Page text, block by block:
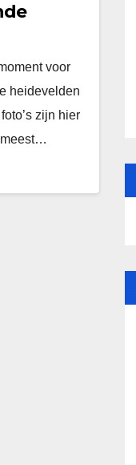
voor
heidevelden
zijn hier
meest…